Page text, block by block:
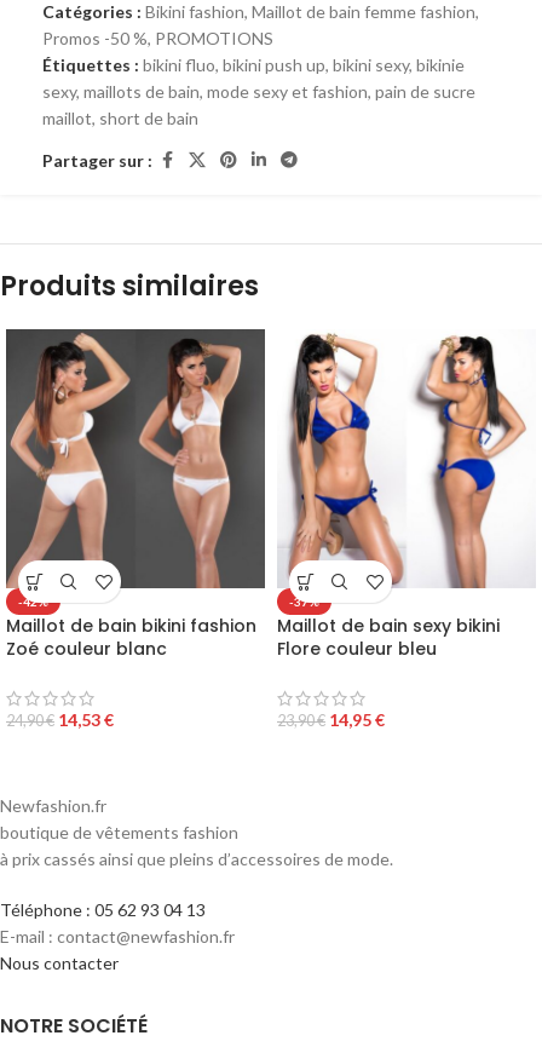
Catégories : Bikini fashion, Maillot de bain femme fashion,
Promos -50 %, PROMOTIONS
Étiquettes : bikini fluo, bikini push up, bikini sexy, bikinie
sexy, maillots de bain, mode sexy et fashion, pain de sucre
maillot, short de bain
Partager sur :
Produits similaires
-42%
Maillot de bain bikini fashion
Zoé couleur blanc
24,90€ 14,53€
-37%
Maillot de bain sexy bikini
Flore couleur bleu
23,90€ 14,95€
Newfashion.fr
boutique de vêtements fashion
à prix cassés ainsi que pleins d’accessoires de mode.
Téléphone : 05 62 93 04 13
E-mail : contact@newfashion.fr
Nous contacter
NOTRE SOCIÉTÉ